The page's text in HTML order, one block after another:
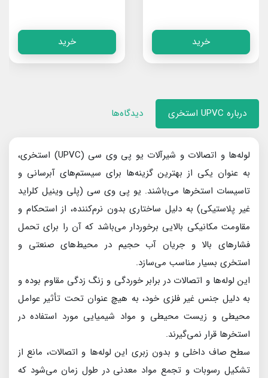
خرید خرید
درباره UPVC استخری دیدگاه‌ها
لوله‌ها و اتصالات و شیرآلات یو پی وی سی (UPVC) استخری،
به عنوان یکی از بهترین گزینه‌ها برای سیستم‌های آبرسانی و
تاسیسات استخرها می‌باشند. یو پی وی سی (پلی وینیل کلراید
غیر پلاستیکی) به دلیل ساختاری بدون نرم‌کننده، از استحکام و
مقاومت مکانیکی بالایی برخوردار می‌باشد که آن را برای تحمل
فشارهای بالا و جریان آب حجیم در محیط‌های صنعتی و
استخری بسیار مناسب می‌سازد.
این لوله‌ها و اتصالات در برابر خوردگی و زنگ زدگی مقاوم بوده و
به دلیل جنس غیر فلزی خود، به هیچ عنوان تحت تأثیر عوامل
محیطی و زیست محیطی و مواد شیمیایی مورد استفاده در
استخرها قرار نمی‌گیرند.
سطح صاف داخلی و بدون زبری این لوله‌ها و اتصالات، مانع از
تشکیل رسوبات و تجمع مواد معدنی در طول زمان می‌شود که